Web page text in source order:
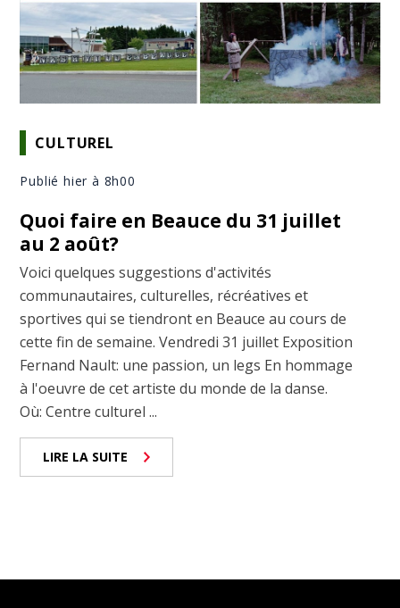
CULTUREL
Publié hier à 8h00
Quoi faire en Beauce du 31 juillet
au 2 août?
Voici quelques suggestions d'activités
communautaires, culturelles, récréatives et
sportives qui se tiendront en Beauce au cours de
cette fin de semaine. Vendredi 31 juillet Exposition
Fernand Nault: une passion, un legs En hommage
à l'oeuvre de cet artiste du monde de la danse.
Où: Centre culturel ...
LIRE LA SUITE